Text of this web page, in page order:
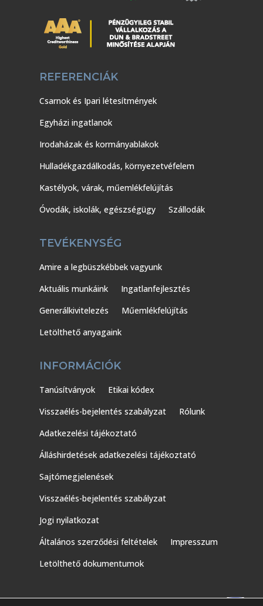
REFERENCIÁK
Csarnok és Ipari létesítmények
Egyházi ingatlanok
Irodaházak és kormányablakok
Hulladékgazdálkodás, környezetvéfelem
Kastélyok, várak, műemlékfelújítás
Óvodák, iskolák, egészségügy
Szállodák
TEVÉKENYSÉG
Amire a legbüszkébbek vagyunk
Aktuális munkáink
Ingatlanfejlesztés
Generálkivitelezés
Műemlékfelújítás
Letölthető anyagaink
INFORMÁCIÓK
Tanúsítványok
Etikai kódex
Visszaélés-bejelentés szabályzat
Rólunk
Adatkezelési tájékoztató
Álláshirdetések adatkezelési tájékoztató
Sajtómegjelenések
Visszaélés-bejelentés szabályzat
Jogi nyilatkozat
Általános szerződési feltételek
Impresszum
Letölthető dokumentumok